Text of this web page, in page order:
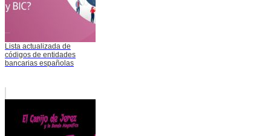
Lista actualizada de
códigos de entidades
bancarias españolas